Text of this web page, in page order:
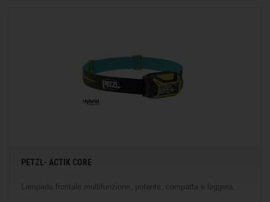
PETZL- ACTIK CORE
Lampada frontale multifunzione, potente, compatta e leggera,...